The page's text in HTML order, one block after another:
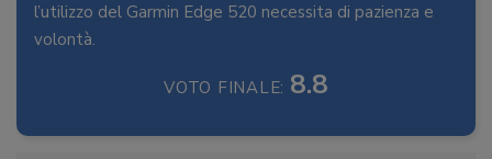
l’utilizzo del Garmin Edge 520 necessita di pazienza e
volontà.
VOTO FINALE: 8.8